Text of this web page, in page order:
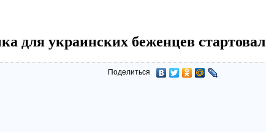
для украинских беженцев стартовал
Поделиться